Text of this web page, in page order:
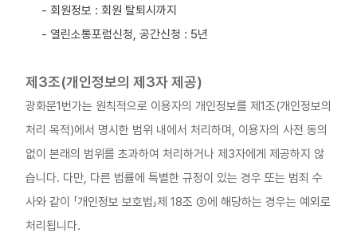
- 회원정보 : 회원 탈퇴시까지
- 열린소통포럼신청, 공간신청 : 5년
제3조(개인정보의 제3자 제공)
광화문1번가는 원칙적으로 이용자의 개인정보를 제1조(개인정보의
처리 목적)에서 명시한 범위 내에서 처리하며, 이용자의 사전 동의
없이 본래의 범위를 초과하여 처리하거나 제3자에게 제공하지 않
습니다. 다만, 다른 법률에 특별한 규정이 있는 경우 또는 범죄 수
사와 같이 「개인정보 보호법」제 18조 ②에 해당하는 경우는 예외로
처리됩니다.